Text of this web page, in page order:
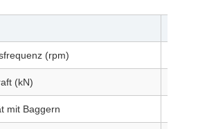
(rpm)
(kN)
mit Baggern